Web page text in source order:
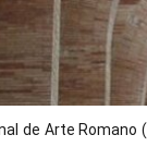
de Arte